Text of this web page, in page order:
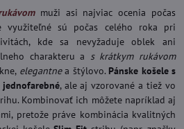
muži asi najviac ocenia počas
využiteľné sú počas celého roka pri
kde sa nevyžaduje oblek ani
charakteru a s krátkym rukávom
elegantnea štýlovo. Pánske košele s
jednofarebné, ale aj vzorované a tiež vo
Kombinovať ich môžete napríklad aj
pretože práve kombinácia kvalitných